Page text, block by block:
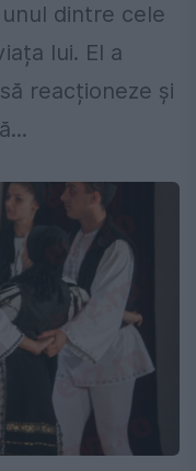
dintre cele
lui. El a
reacționeze și